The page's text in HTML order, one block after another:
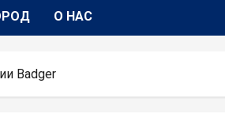
О НАС
Badger